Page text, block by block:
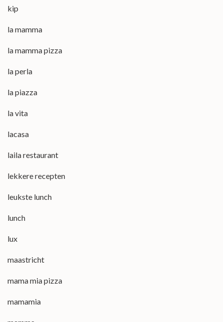
kip
la mamma
la mamma pizza
la perla
la piazza
la vita
lacasa
laila restaurant
lekkere recepten
leukste lunch
lunch
lux
maastricht
mama mia pizza
mamamia